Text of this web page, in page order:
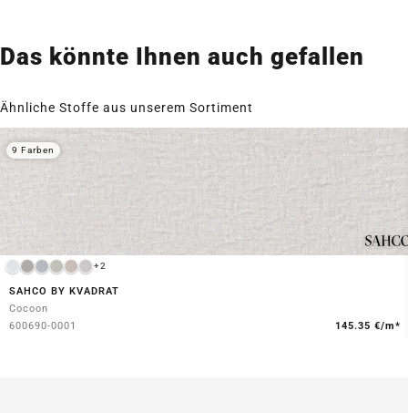
Das könnte Ihnen auch gefallen
Ähnliche Stoffe aus unserem Sortiment
+2
SAHCO BY KVADRAT
Cocoon
600690-0001
145.35 €/m*
9 Farben